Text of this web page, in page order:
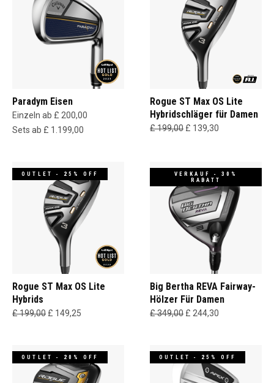
Paradym Eisen
Einzeln ab £ 200,00
Sets ab £ 1.199,00
Rogue ST Max OS Lite
Hybridschläger für Damen
£ 199,00 £ 139,30
OUTLET - 25% OFF
Rogue ST Max OS Lite
Hybrids
£ 199,00 £ 149,25
VERKAUF - 30%
RABATT
Big Bertha REVA Fairway-
Hölzer Für Damen
£ 349,00 £ 244,30
OUTLET - 20% OFF OUTLET - 25% OFF